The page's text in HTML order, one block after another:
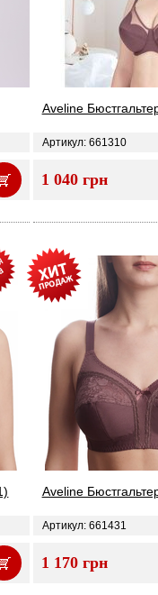
Aveline
Артикул: 661310
1 040 грн
Aveline
Артикул: 661431
1 170 грн